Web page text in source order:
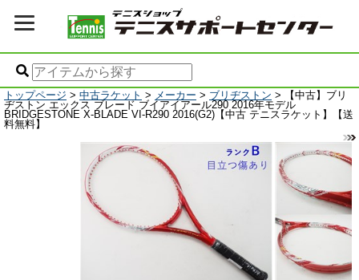
トップページ > 中古ラケット > メーカー > ブリヂストン > 【中古】ブリ
ヂストン エックス ブレード ブイアイアール290 2016年モデル
BRIDGESTONE X-BLADE VI-R290 2016(G2)【中古 テニスラケット】【送
料無料】